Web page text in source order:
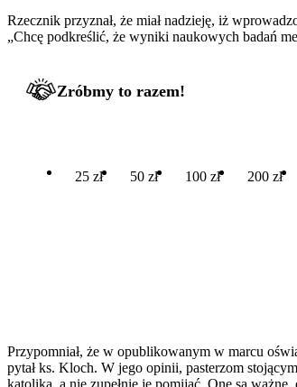
Rzecznik przyznał, że miał nadzieję, iż
„Chcę podkreślić, że wyniki naukowych badań
Zróbmy to razem!
25 zł 50 zł 100 zł 200 zł
Przypomniał, że w opublikowanym w marcu
pytał ks. Kloch. W jego opinii, pasterzom
katolika, a nie zupełnie je pomijać. One są